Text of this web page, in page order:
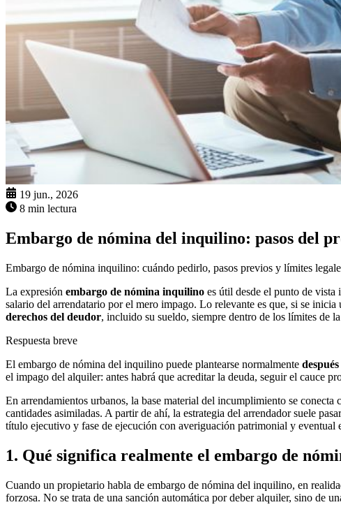
19 jun., 2026
8 min lectura
Embargo de nómina del inquilino: pasos del
Embargo de nómina inquilino: cuándo pedirlo, pasos previos y límites
La expresión embargo de nómina inquilino es útil desde el punto de
salario del arrendatario por el mero impago. Lo relevante es que, si se
derechos del deudor, incluido su sueldo, siempre dentro de los límites de
Respuesta breve
El embargo de nómina del inquilino puede plantearse normalmente después
el impago del alquiler: antes habrá que acreditar la deuda, seguir el cauce
En arrendamientos urbanos, la base material del incumplimiento se conecta
cantidades asimiladas. A partir de ahí, la estrategia del arrendador suele
título ejecutivo y fase de ejecución con averiguación patrimonial y eventual
1. Qué significa realmente el embargo de
Cuando un propietario habla de embargo de nómina del inquilino, en
forzosa. No se trata de una sanción automática por deber alquiler, sino de